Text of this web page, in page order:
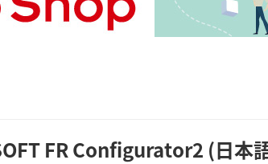
FR Configurator2 (日本